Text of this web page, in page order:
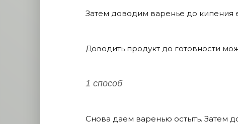
Затем доводим варенье до кипения
Доводить продукт до готовности
1 способ
Снова даем варенью остыть. Затем